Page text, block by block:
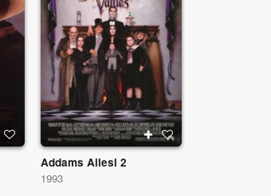
Addams Ailesi 2
1993